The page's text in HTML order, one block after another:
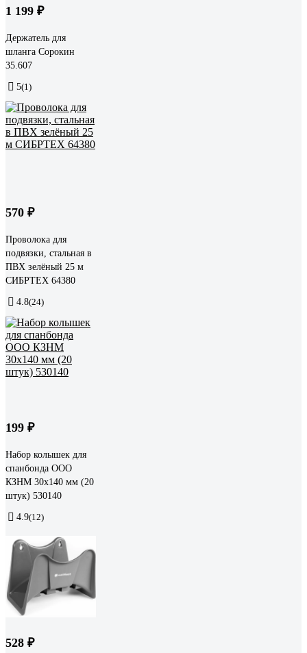
1 199 ₽
Держатель для
шланга Сорокин
35.607
5(1)
570 ₽
Проволока для
подвязки, стальная в
ПВХ зелёный 25 м
СИБРТЕХ 64380
4.8(24)
199 ₽
Набор колышек для
спанбонда ООО
КЗНМ 30x140 мм (20
штук) 530140
4.9(12)
528 ₽